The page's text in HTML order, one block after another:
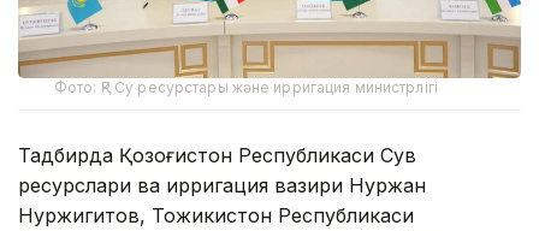
Фото: ҚР Су ресурстары және ирригация министрлігі
Тадбирда Қозоғистон Республикаси Сув
ресурслари ва ирригация вазири Нуржан
Нуржигитов, Тожикистон Республикаси